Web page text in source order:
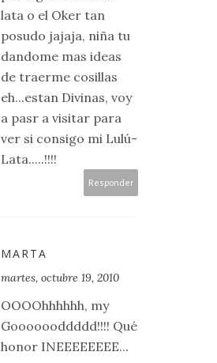
lata o el Oker tan
posudo jajaja, niña tu
dandome mas ideas
de traerme cosillas
eh...estan Divinas, voy
a pasr a visitar para
ver si consigo mi Lulú-
Lata.....!!!!
Responder
MARTA
martes, octubre 19, 2010
OOOOhhhhhh, my
Gooooooddddd!!!! Qué
honor INEEEEEEEE...